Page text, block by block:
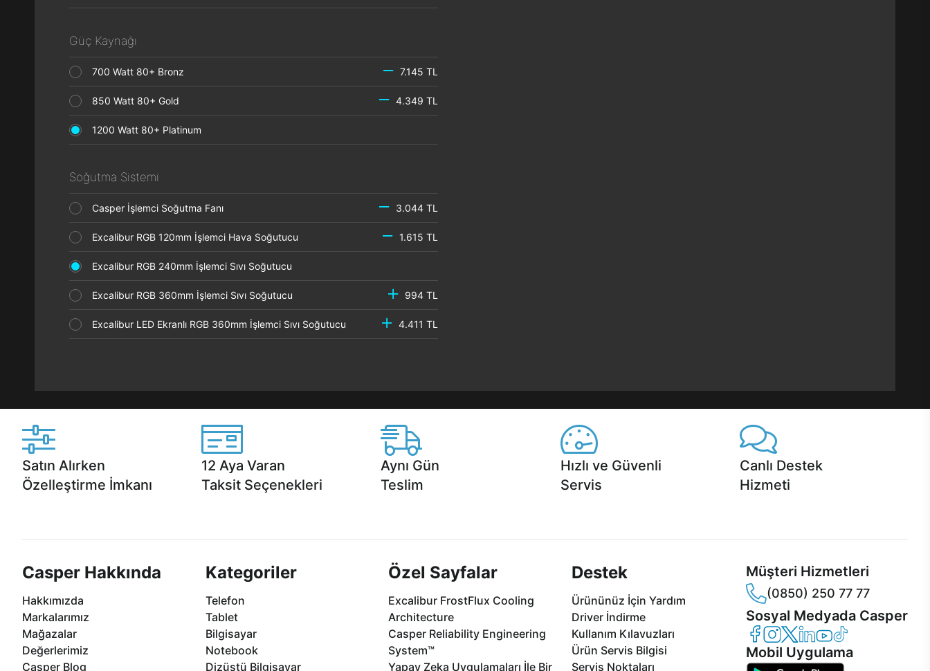
Güç Kaynağı
700 Watt 80+ Bronz 7.145 TL
850 Watt 80+ Gold 4.349 TL
1200 Watt 80+ Platinum
Soğutma Sistemi
Casper İşlemci Soğutma Fanı 3.044 TL
Excalibur RGB 120mm İşlemci Hava Soğutucu 1.615 TL
Excalibur RGB 240mm İşlemci Sıvı Soğutucu
Excalibur RGB 360mm İşlemci Sıvı Soğutucu 994 TL
Excalibur LED Ekranlı RGB 360mm İşlemci Sıvı Soğutucu 4.411 TL
Satın Alırken
Özelleştirme İmkanı
12 Aya Varan
Taksit Seçenekleri
Aynı Gün
Teslim
Hızlı ve Güvenli
Servis
Canlı Destek
Hizmeti
Casper Hakkında
Hakkımızda
Markalarımız
Mağazalar
Değerlerimiz
Casper Blog
Kategoriler
Telefon
Tablet
Bilgisayar
Notebook
Dizüstü Bilgisayar
Özel Sayfalar
Excalibur FrostFlux Cooling
Architecture
Casper Reliability Engineering
System™
Yapay Zeka Uygulamaları İle Bir
Destek
Ürününüz İçin Yardım
Driver İndirme
Kullanım Kılavuzları
Ürün Servis Bilgisi
Servis Noktaları
Müşteri Hizmetleri
(0850) 250 77 77
Sosyal Medyada Casper
Casper Facebook
Casper Instagram
Casper Twitter
Casper LinkedIn
Casper YouTube
Casper TikTok
Mobil Uygulama